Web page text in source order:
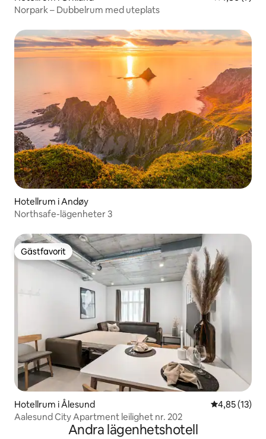
Norpark – Dubbelrum med uteplats
Hotellrum i Andøy
Northsafe-lägenheter 3
Gästfavorit
Gästfavorit
Hotellrum i Ålesund 4,85 av 5 i
4,85 (13)
Aalesund City Apartment leilighet nr. 202
Andra lägenhetshotell